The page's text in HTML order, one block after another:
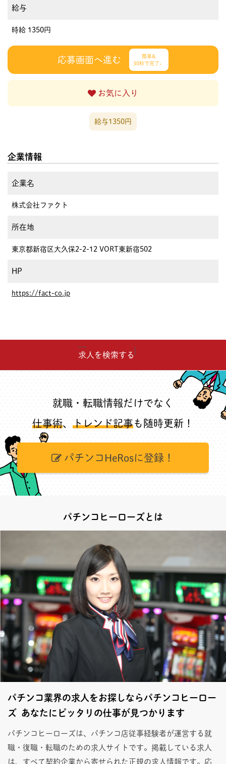
給与
時給 1350円
応募画面へ進む
簡単&
30秒で完了♩
お気に入り
給与1350円
企業情報
企業名
株式会社ファクト
所在地
東京都新宿区大久保2-2-12 VORT東新宿502
HP
https://fact-co.jp
求人を検索する
就職・転職情報だけでなく
仕事術、 トレンド記事も随時更新！
パチンコHeRosに登録！
パチンコヒーローズとは
パチンコ業界の求人をお探しならパチンコヒーロー
ズ あなたにピッタリの仕事が見つかります
パチンコヒーローズは、パチンコ店従事経験者が運営する就
職・復職・転職のための求人サイトです。掲載している求人
は、すべて契約企業から寄せられた正規の求人情報です。応